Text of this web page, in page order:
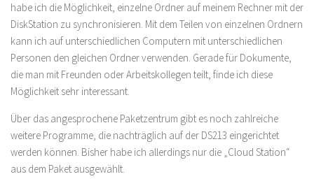
habe ich die Möglichkeit, einzelne Ordner auf meinem Rechner mit der
DiskStation zu synchronisieren. Mit dem Teilen von einzelnen Ordnern
kann ich auf unterschiedlichen Computern mit unterschiedlichen
Personen den gleichen Ordner verwenden. Gerade für Dokumente,
die man mit Freunden oder Arbeitskollegen teilt, finde ich diese
Möglichkeit sehr interessant.
Über das angesprochene Paketzentrum gibt es noch zahlreiche
weitere Programme, die nachträglich auf der DS213 eingerichtet
werden können. Bisher habe ich allerdings nur die „Cloud Station“
aus dem Paket ausgewählt.